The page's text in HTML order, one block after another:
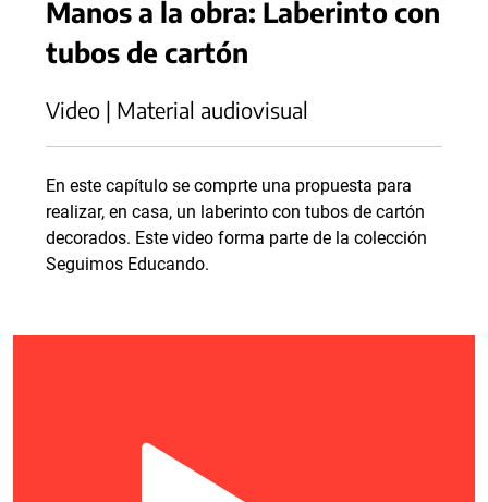
Manos a la obra: Laberinto con
tubos de cartón
Video | Material audiovisual
En este capítulo se comprte una propuesta para
realizar, en casa, un laberinto con tubos de cartón
decorados. Este video forma parte de la colección
Seguimos Educando.